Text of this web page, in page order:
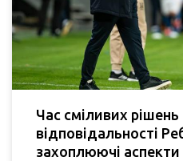
Час сміливих рішень
відповідальності
захоплюючі аспекти